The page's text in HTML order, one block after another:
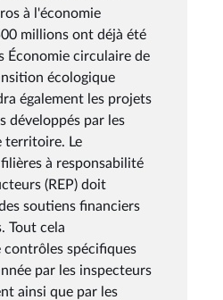
à l'économie
millions ont déjà été
Économie circulaire de
écologique
également les projets
développés par les
territoire. Le
à responsabilité
(REP) doit
soutiens financiers
Tout cela
contrôles spécifiques
par les inspecteurs
ainsi que par les